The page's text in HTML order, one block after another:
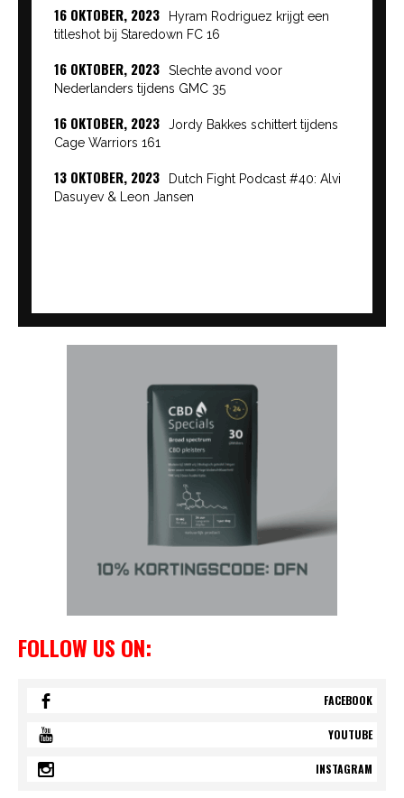
16 OKTOBER, 2023
Hyram Rodriguez krijgt een
titleshot bij Staredown FC 16
16 OKTOBER, 2023
Slechte avond voor
Nederlanders tijdens GMC 35
16 OKTOBER, 2023
Jordy Bakkes schittert tijdens
Cage Warriors 161
13 OKTOBER, 2023
Dutch Fight Podcast #40: Alvi
Dasuyev & Leon Jansen
FOLLOW US ON:
FACEBOOK
YOUTUBE
INSTAGRAM